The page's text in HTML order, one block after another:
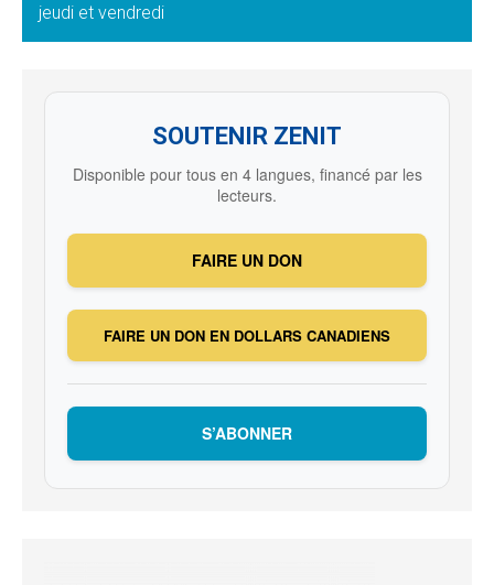
jeudi et vendredi
SOUTENIR ZENIT
Disponible pour tous en 4 langues, financé par les
lecteurs.
FAIRE UN DON
FAIRE UN DON EN DOLLARS CANADIENS
S’ABONNER